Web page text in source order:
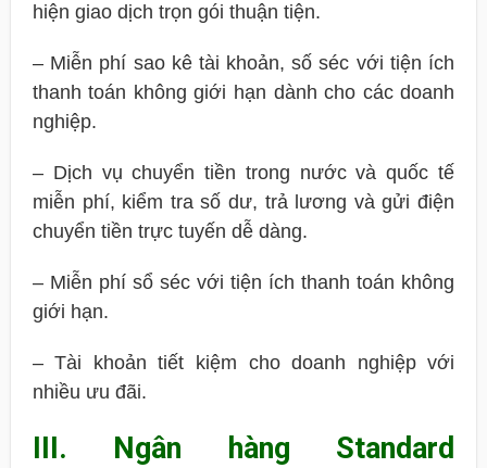
hiện giao dịch trọn gói thuận tiện.
– Miễn phí sao kê tài khoản, số séc với tiện ích
thanh toán không giới hạn dành cho các doanh
nghiệp.
– Dịch vụ chuyển tiền trong nước và quốc tế
miễn phí, kiểm tra số dư, trả lương và gửi điện
chuyển tiền trực tuyến dễ dàng.
– Miễn phí sổ séc với tiện ích thanh toán không
giới hạn.
– Tài khoản tiết kiệm cho doanh nghiệp với
nhiều ưu đãi.
III. Ngân hàng Standard